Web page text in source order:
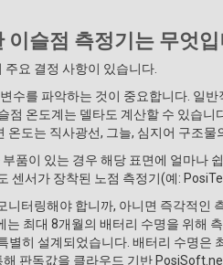
이슬점 측정기는 무엇
요 결정 사항이 있습니다.
수를 파악하는 것이 중요합니다. 일
점 온도계는 델타도 계산할 수 있습니
온도는 직사광선, 그늘, 심지어 구조
품이 있는 경우 해당 표면에 얼마나
센서가 장착된 노점 측정기(예:
니터링해야 합니까, 아니면 즉각적인
최대 8개월의 배터리 수명을 위해
별히 설계되었습니다. 배터리 수명은
해 판독값을 클라우드 기반